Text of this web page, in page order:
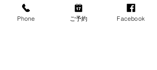
コメント
Phone ご予約 Facebook